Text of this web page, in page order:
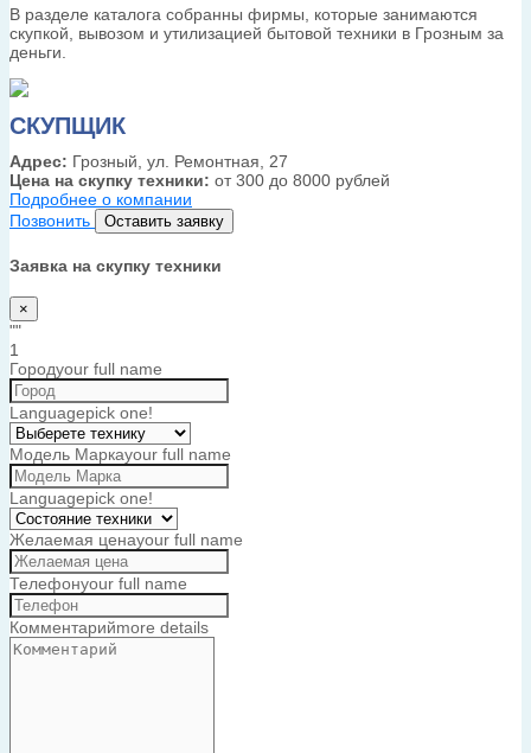
В разделе каталога собранны фирмы, которые занимаются
скупкой, вывозом и утилизацией бытовой техники в Грозным за
деньги.
СКУПЩИК
Адрес: Грозный, ул. Ремонтная, 27
Цена на скупку техники: от 300 до 8000 рублей
Подробнее о компании
Позвонить
Оставить заявку
Заявка на скупку техники
×
""
1
Городyour full name
Languagepick one!
Модель Маркаyour full name
Languagepick one!
Желаемая ценаyour full name
Телефонyour full name
Комментарийmore details